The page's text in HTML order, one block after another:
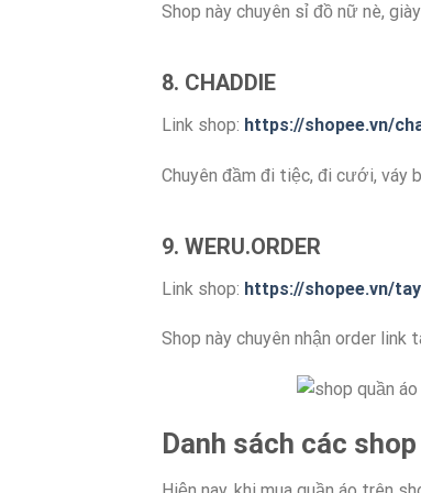
Shop này chuyên sỉ đồ nữ nè,
8. CHADDIE
Link shop: https://shopee.vn/
Chuyên đầm đi tiệc, đi cưới, váy
9. WERU.ORDER
Link shop: https://shopee.vn/
Shop này chuyên nhận order link
Danh sách các